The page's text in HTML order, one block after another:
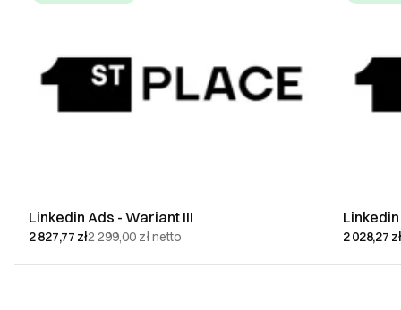
Linkedin Ads - Wariant III
2 827,77 zł2 299,00 złnetto 2 028,27 zł